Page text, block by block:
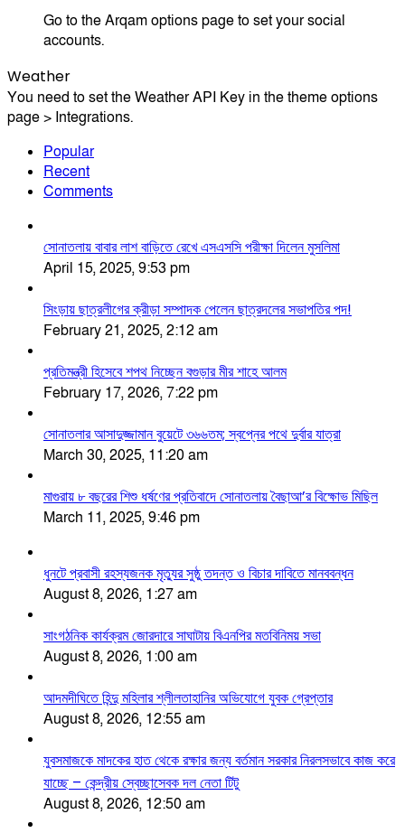
Go to the Arqam options page to set your social
accounts.
Weather
You need to set the Weather API Key in the theme options
page > Integrations.
Popular
Recent
Comments
সোনাতলায় বাবার লাশ বাড়িতে রেখে এসএসসি পরীক্ষা দিলেন মুসলিমা
April 15, 2025, 9:53 pm
সিংড়ায় ছাত্রলীগের ক্রীড়া সম্পাদক পেলেন ছাত্রদলের সভাপতির পদ!
February 21, 2025, 2:12 am
প্রতিমন্ত্রী হিসেবে শপথ নিচ্ছেন বগুড়ার মীর শাহে আলম
February 17, 2026, 7:22 pm
সোনাতলার আসাদুজ্জামান বুয়েটে ৩৬৬তম; স্বপ্নের পথে দুর্বার যাত্রা
March 30, 2025, 11:20 am
মাগুরায় ৮ বছরের শিশু ধর্ষণের প্রতিবাদে সোনাতলায় বৈছাআ’র বিক্ষোভ মিছিল
March 11, 2025, 9:46 pm
ধুনটে প্রবাসী রহস্যজনক মৃত্যুর সুষ্ঠু তদন্ত ও বিচার দাবিতে মানববন্ধন
August 8, 2026, 1:27 am
সাংগঠনিক কার্যক্রম জোরদারে সাঘাটায় বিএনপির মতবিনিময় সভা
August 8, 2026, 1:00 am
আদমদীঘিতে হিন্দু মহিলার শ্লীলতাহানির অভিযোগে যুবক গ্রেপ্তার
August 8, 2026, 12:55 am
যুবসমাজকে মাদকের হাত থেকে রক্ষার জন্য বর্তমান সরকার নিরলসভাবে কাজ করে
যাচ্ছে – কেন্দ্রীয় স্বেচ্ছাসেবক দল নেতা টিটু
August 8, 2026, 12:50 am